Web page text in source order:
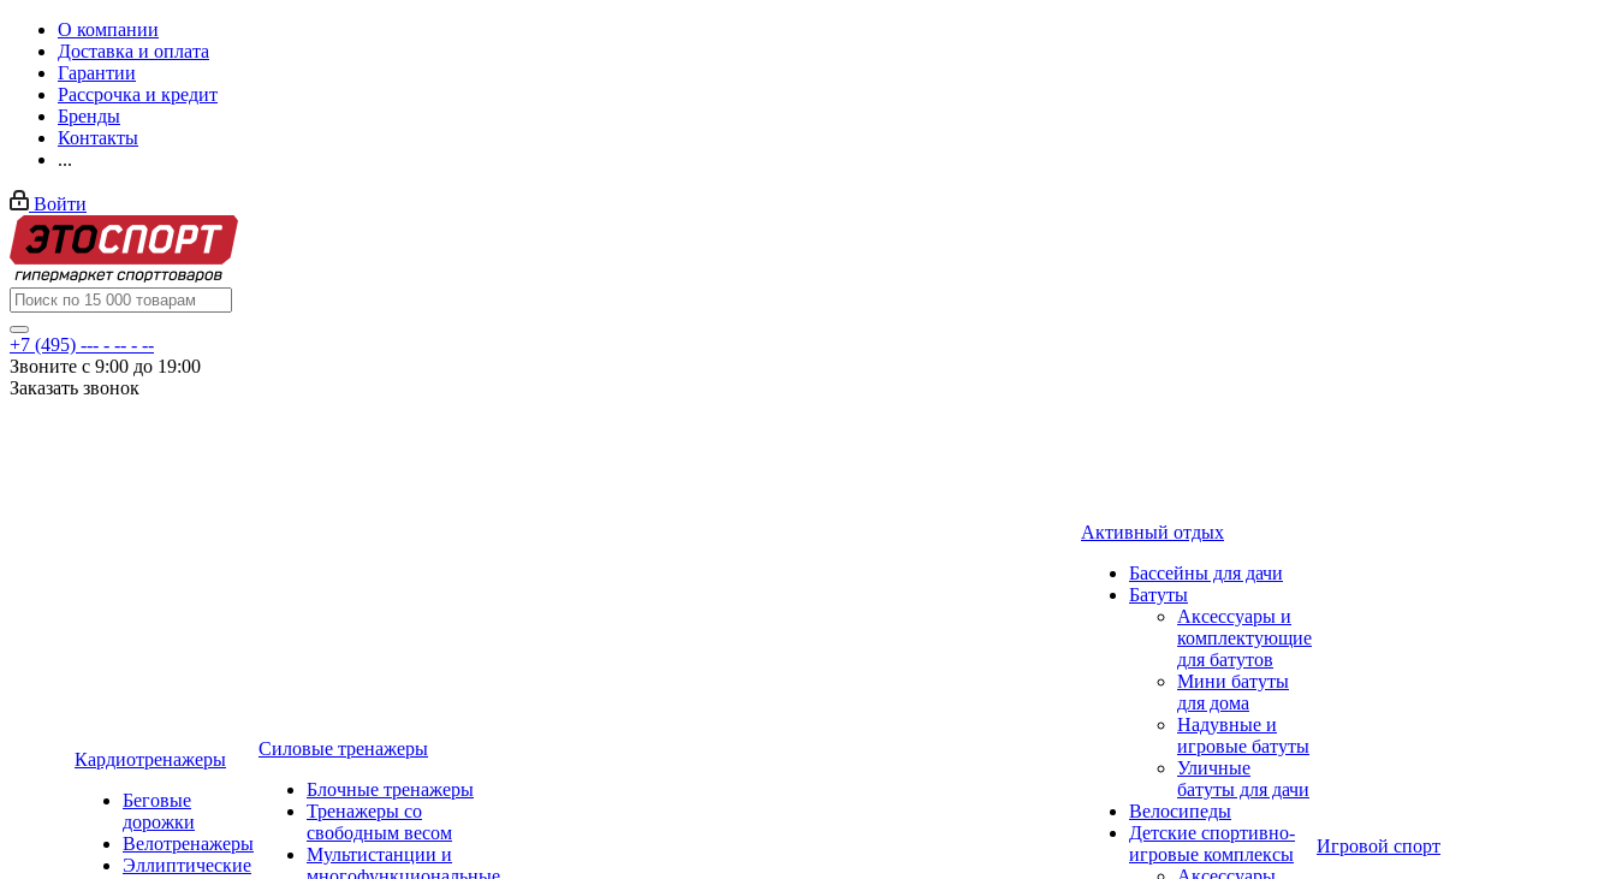
О компании
Доставка и оплата
Гарантии
Рассрочка и кредит
Бренды
Контакты
...
Войти
+7 (495) --- - -- - --
Звоните с 9:00 до 19:00
Заказать звонок
Кардиотренажеры
Беговые
дорожки
Велотренажеры
Эллиптические
Силовые тренажеры
Блочные тренажеры
Тренажеры со
свободным весом
Мультистанции и
Активный отдых
Бассейны для дачи
Батуты
Аксессуары и
комплектующие
для батутов
Мини батуты
для дома
Надувные и
игровые батуты
Уличные
батуты для дачи
Велосипеды
Детские спортивно-
игровые комплексы
Игровой спорт